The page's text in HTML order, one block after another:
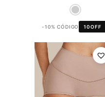
-10% CÓDIGO 10OFF